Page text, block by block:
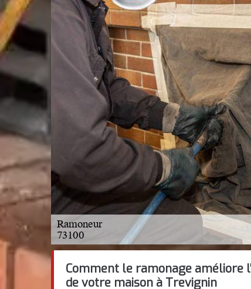
Comment le ramonage améliore
de votre maison à Trevignin